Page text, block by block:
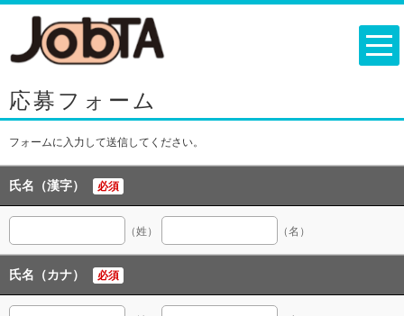
応募フォーム
フォームに入力して送信してください。
氏名（漢字） 必須
（姓） （名）
氏名（カナ） 必須